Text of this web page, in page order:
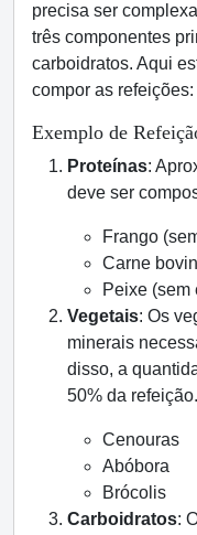
precisa ser
três componentes
carboidratos. Aqui
compor as refeições:
Exemplo de
Proteínas:
deve ser
Frango
Carne
Peixe (sem
Vegetais: Os
minerais
disso, a
50% da
Cenouras
Abóbora
Brócolis
Carboidratos: